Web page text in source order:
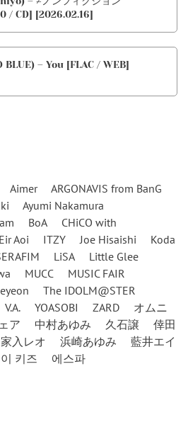
/ CD] [2026.02.16]
BLUE) – You [FLAC / WEB]
Aimer
ARGONAVIS from BanG
Ayumi Nakamura
BoA
CHiCO with
Eir Aoi ITZY Joe Hisaishi
Koda
LiSA
Little Glee
MUCC
MUSIC FAIR
The IDOLM@STER
V.A. YOASOBI ZARD
オムニ
ア 中村あゆみ 久石譲
倖田
家入レオ 浜崎あゆみ
藍井エイ
키즈 에스파